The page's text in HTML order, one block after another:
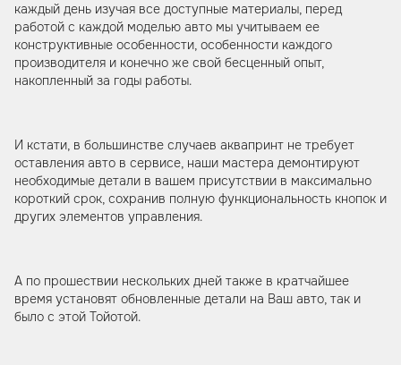
каждый день изучая все доступные материалы, перед
работой с каждой моделью авто мы учитываем ее
конструктивные особенности, особенности каждого
производителя и конечно же свой бесценный опыт,
накопленный за годы работы.
И кстати, в большинстве случаев аквапринт не требует
оставления авто в сервисе, наши мастера демонтируют
необходимые детали в вашем присутствии в максимально
короткий срок, сохранив полную функциональность кнопок и
других элементов управления.
А по прошествии нескольких дней также в кратчайшее
время установят обновленные детали на Ваш авто, так и
было с этой Тойотой.